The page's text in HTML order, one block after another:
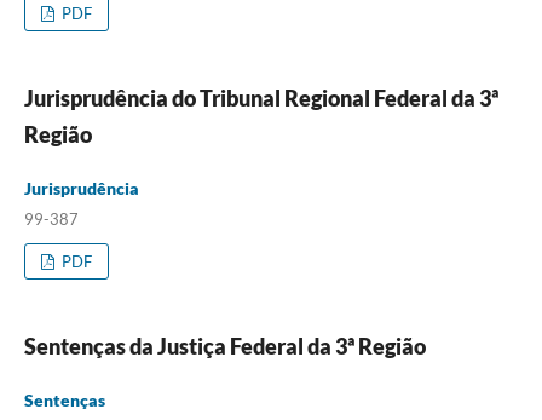
PDF
Jurisprudência do Tribunal Regional Federal da 3ª
Região
Jurisprudência
99-387
PDF
Sentenças da Justiça Federal da 3ª Região
Sentenças